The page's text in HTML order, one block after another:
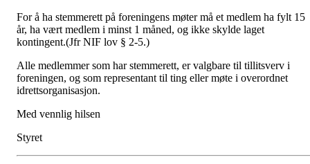
For å ha stemmerett på foreningens møter må et medlem ha fylt 15
år, ha vært medlem i minst 1 måned, og ikke skylde laget
kontingent.(Jfr NIF lov § 2-5.)
Alle medlemmer som har stemmerett, er valgbare til tillitsverv i
foreningen, og som representant til ting eller møte i overordnet
idrettsorganisasjon.
Med vennlig hilsen
Styret